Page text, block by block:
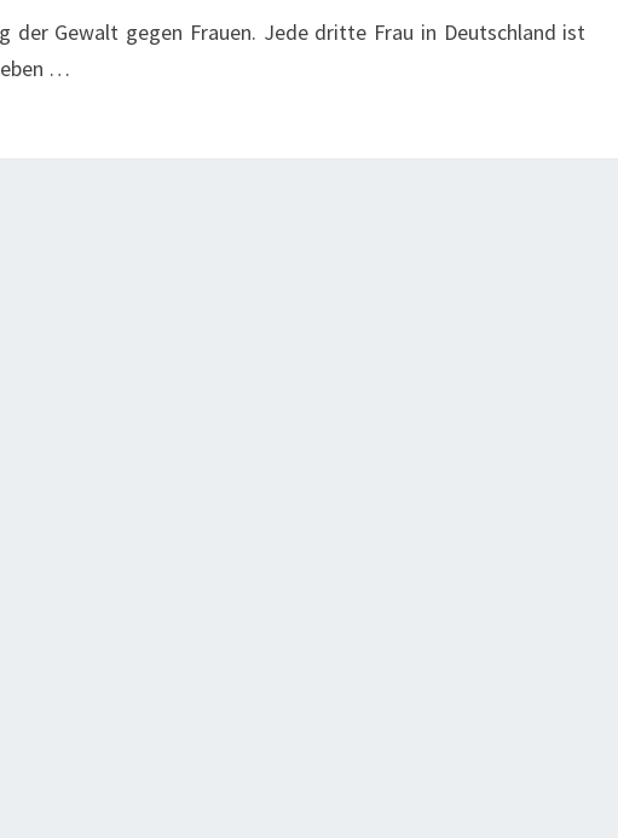
E
der Gewalt gegen Frauen. Jede dritte Frau in Deutschland ist
…